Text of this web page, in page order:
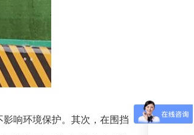
响环境保护。其次，在围挡